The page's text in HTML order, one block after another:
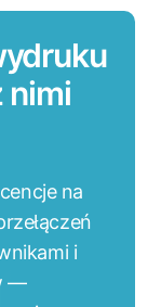
nimi
na
i
—